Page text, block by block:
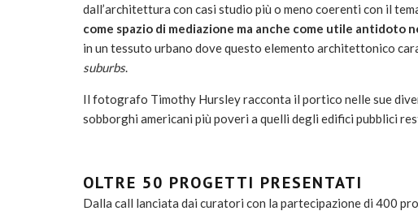
dall’architettura con casi studio più o meno coerenti con il
come spazio di mediazione ma anche come utile antidoto
in un tessuto urbano dove questo elemento architettonico
suburbs.
Il fotografo Timothy Hursley racconta il portico nelle sue
sobborghi americani più poveri a quelli degli edifici pubblici
OLTRE 50 PROGETTI PRESENTATI
Dalla call lanciata dai curatori con la partecipazione di 400